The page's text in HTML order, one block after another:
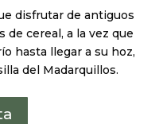
disfrutar de antiguos
cereal, a la vez que
hasta llegar a su hoz,
del Madarquillos.